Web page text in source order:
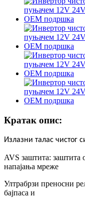
Кратак опис:
Излазни талас чистог
AVS заштита: заштита
напајања мреже
Ултрабрзи преносни
бајпаса и